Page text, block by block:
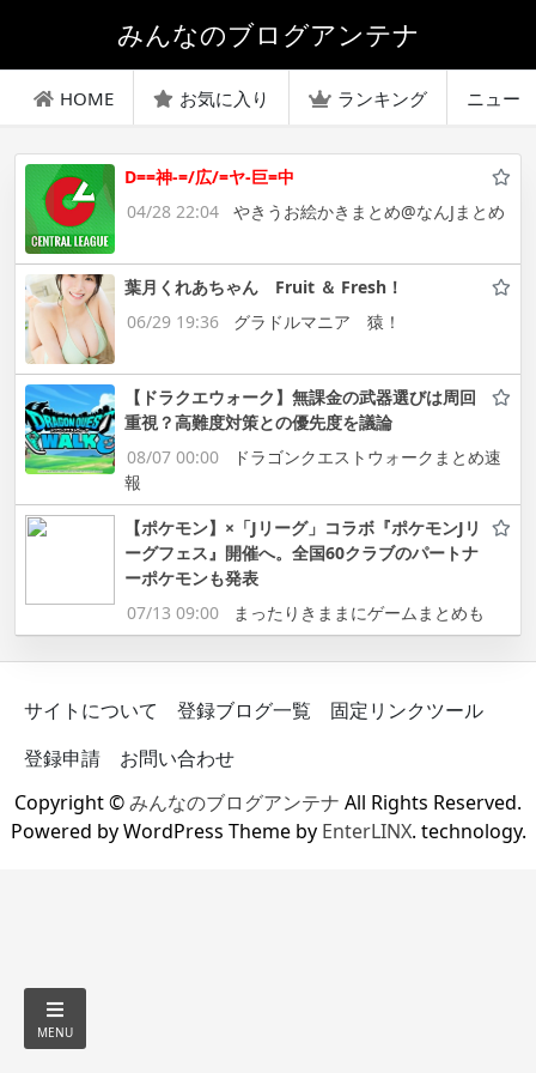
みんなのブログアンテナ
HOME お気に入り ランキング ニュー
D==神-=/広/=ヤ-巨=中
04/28 22:04
やきうお絵かきまとめ@なんJまとめ
葉月くれあちゃん Fruit ＆ Fresh！
06/29 19:36
グラドルマニア 猿！
【ドラクエウォーク】無課金の武器選びは周回
重視？高難度対策との優先度を議論
08/07 00:00
ドラゴンクエストウォークまとめ速
報
【ポケモン】×「Jリーグ」コラボ『ポケモンJリ
ーグフェス』開催へ。全国60クラブのパートナ
ーポケモンも発表
07/13 09:00
まったりきままにゲームまとめも
サイトについて 登録ブログ一覧
固定リンクツール
登録申請
お問い合わせ
Copyright ©みんなのブログアンテナ All Rights Reserved.
Powered by WordPress Theme by EnterLINX. technology.
MENU